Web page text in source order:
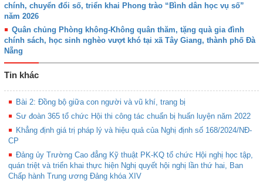
chính, chuyển đổi số, triển khai Phong trào “Bình dân học vụ số”
năm 2026
Quân chủng Phòng không-Không quân thăm, tặng quà gia đình
chính sách, học sinh nghèo vượt khó tại xã Tây Giang, thành phố Đà
Nẵng
Tin khác
Bài 2: Đồng bộ giữa con người và vũ khí, trang bị
Sư đoàn 365 tổ chức Hội thi công tác chuẩn bị huấn luyện năm 2022
Khẳng định giá trị pháp lý và hiệu quả của Nghị định số 168/2024/NĐ-
CP
Đảng ủy Trường Cao đẳng Kỹ thuật PK-KQ tổ chức Hội nghị học tập,
quán triệt và triển khai thực hiện Nghị quyết hội nghị lần thứ hai, Ban
Chấp hành Trung ương Đảng khóa XIV